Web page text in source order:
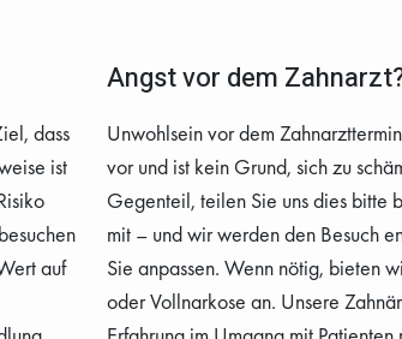
dass
ist
auf
Angst vor dem
Unwohlsein vor dem
vor und ist kein Grund, sich zu
Gegenteil, teilen Sie uns dies bitte
mit – und wir werden den Besuch
Sie anpassen. Wenn nötig, bieten
oder Vollnarkose an. Unsere